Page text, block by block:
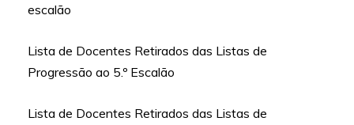
escalão
Lista de Docentes Retirados das Listas de
Progressão ao 5.º Escalão
Lista de Docentes Retirados das Listas de